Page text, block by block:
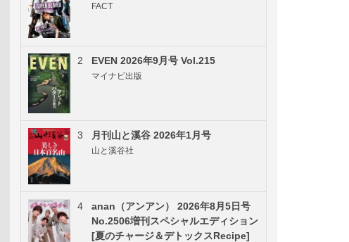
FACT
2 EVEN 2026年9月号 Vol.215
マイナビ出版
3 月刊山と溪谷 2026年1月号
山と溪谷社
4
anan（アンアン） 2026年8月5日号
No.2506増刊スペシャルエディション
[夏のチャージ＆デトックスRecipe]